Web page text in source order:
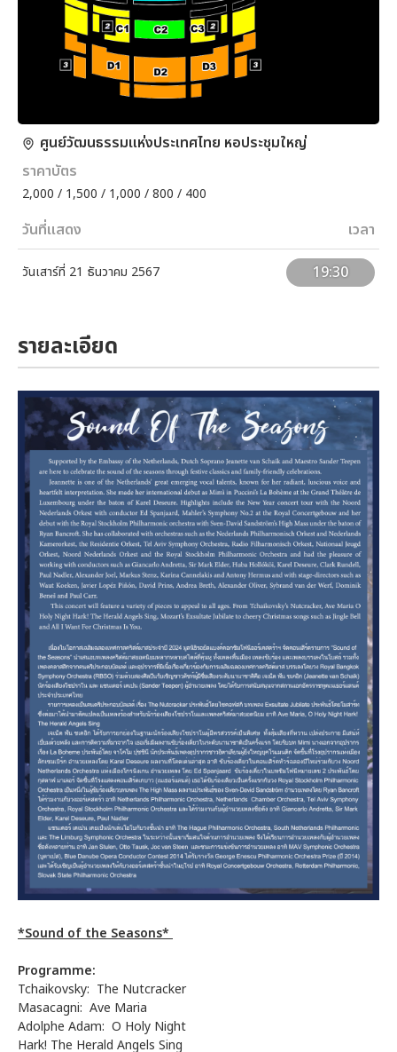
ศูนย์วัฒนธรรมแห่งประเทศไทย หอประชุมใหญ่
ราคาบัตร
2,000 / 1,500 / 1,000 / 800 / 400
วันที่แสดง เวลา
วันเสาร์ที่ 21 ธันวาคม 2567 19:30
รายละเอียด
*Sound of the Seasons*
Programme:
Tchaikovsky: The Nutcracker
Masacagni: Ave Maria
Adolphe Adam: O Holy Night
Hark! The Herald Angels Sing